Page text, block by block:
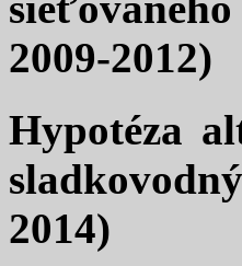
2009-2012)
Hypotéza
2014)